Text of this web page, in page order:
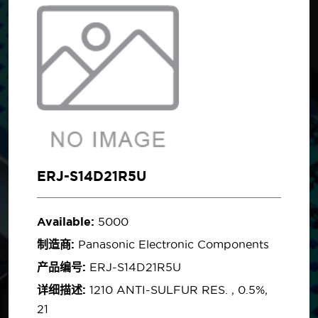
ERJ-S14D21R5U
Available: 5000
制造商: Panasonic Electronic Components
产品编号: ERJ-S14D21R5U
详细描述: 1210 ANTI-SULFUR RES. , 0.5%,
21